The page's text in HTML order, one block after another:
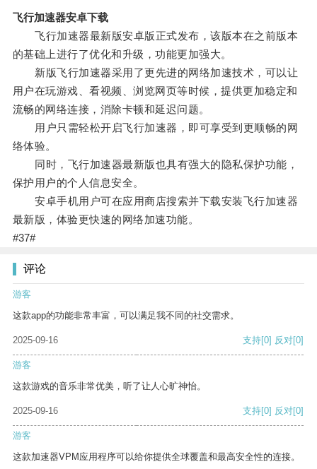
飞行加速器安卓下载
飞行加速器最新版安卓版正式发布，该版本在之前版本
的基础上进行了优化和升级，功能更加强大。
新版飞行加速器采用了更先进的网络加速技术，可以让
用户在玩游戏、看视频、浏览网页等时候，提供更加稳定和
流畅的网络连接，消除卡顿和延迟问题。
用户只需轻松开启飞行加速器，即可享受到更顺畅的网
络体验。
同时，飞行加速器最新版也具有强大的隐私保护功能，
保护用户的个人信息安全。
安卓手机用户可在应用商店搜索并下载安装飞行加速器
最新版，体验更快速的网络加速功能。
#37#
评论
游客
这款app的功能非常丰富，可以满足我不同的社交需求。
2025-09-16 支持[0] 反对[0]
游客
这款游戏的音乐非常优美，听了让人心旷神怡。
2025-09-16 支持[0] 反对[0]
游客
这款加速器VPM应用程序可以给你提供全球覆盖和最高安全性的连接。